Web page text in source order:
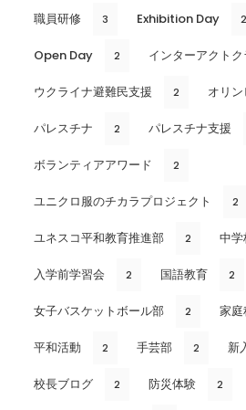
職員研修 3 Exhibition Day 2
Open Day 2 インターアクト
ウクライナ避難民支援 2 オリ
パレスチナ 2 パレスチナ支援
ボランティアアワード 2
ユニクロ服のチカラプロジェクト 2
ユネスコ平和教育推進部 2 中学
入学前学習会 2 国語教育 2
女子バスケットボール部 2 家
平和活動 2 手芸部 2 新
校長ブログ 2 防災体験 2